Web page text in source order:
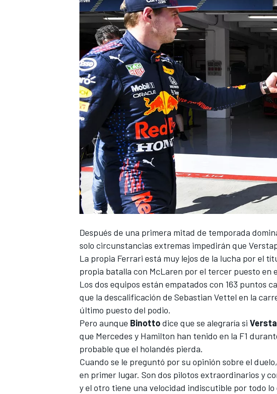
WEC FÓRMULA E
Después de una primera mitad de temporada
solo circunstancias extremas impedirán que
La propia Ferrari está muy lejos de la lucha por el
propia batalla con McLaren por el tercer puesto en
Los dos equipos están empatados con 163 puntos
que la descalificación de Sebastian Vettel en la
último puesto del podio.
Pero aunque Binottodice que se alegraría si
que Mercedes y Hamilton han tenido en la F1
probable que el holandés pierda.
Cuando se le preguntó por su opinión sobre el
en primer lugar. Son dos pilotos extraordinarios y
y el otro tiene una velocidad indiscutible por todo lo